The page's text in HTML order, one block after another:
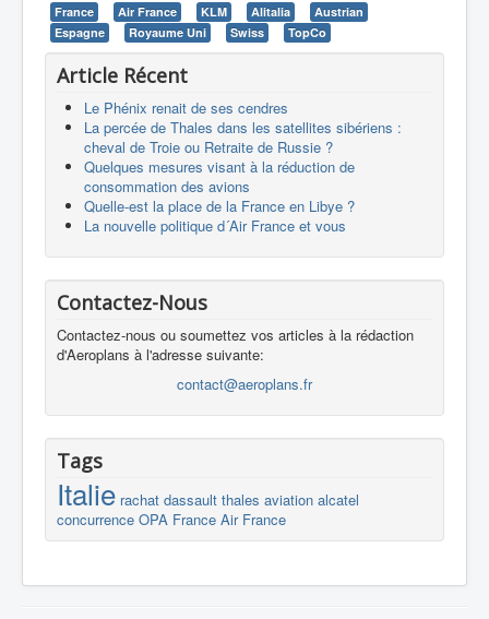
France Air France KLM Alitalia
Austrian
Espagne
Royaume Uni Swiss TopCo
Article Récent
Le Phénix renait de ses cendres
La percée de Thales dans les satellites sibériens :
cheval de Troie ou Retraite de Russie ?
Quelques mesures visant à la réduction de
consommation des avions
Quelle-est la place de la France en Libye ?
La nouvelle politique d´Air France et vous
Contactez-Nous
Contactez-nous ou soumettez vos articles à la rédaction
d'Aeroplans à l'adresse suivante:
contact@aeroplans.fr
Tags
Italie rachat dassault thales aviation alcatel
concurrence OPA France Air France